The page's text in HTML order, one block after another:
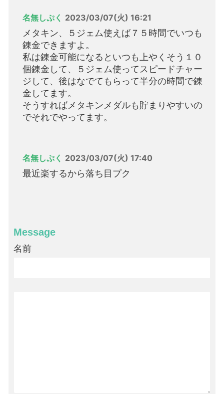
名無しぷく 2023/03/07(火) 16:21
メタキン、５ジェム使えば７５時間でいつも
錬金できますよ。
私は錬金可能になるといつも上やくそう１０
個錬金して、５ジェム使ってスピードチャー
ジして、後はなでてもらって半分の時間で錬
金してます。
そうすればメタキンメダルも貯まりやすいの
でそれでやってます。
名無しぷく 2023/03/07(火) 17:40
最近楽するから落ち目プク
Message
名前